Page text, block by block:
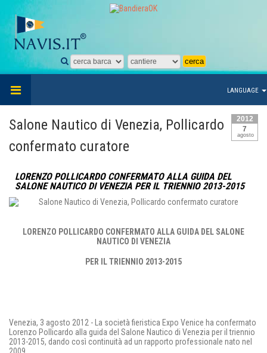
LANGUAGE
2012
7
agosto
Salone Nautico di Venezia, Pollicardo
confermato curatore
LORENZO POLLICARDO CONFERMATO ALLA GUIDA DEL
SALONE NAUTICO DI VENEZIA PER IL TRIENNIO 2013-2015
LORENZO POLLICARDO CONFERMATO ALLA GUIDA DEL SALONE
NAUTICO DI VENEZIA
PER IL TRIENNIO 2013-2015
Venezia, 3 agosto 2012 - La società fieristica Expo Venice ha confermato
Lorenzo Pollicardo alla guida del Salone Nautico di Venezia per il triennio
2013-2015, dando così continuità ad un rapporto professionale nato nel